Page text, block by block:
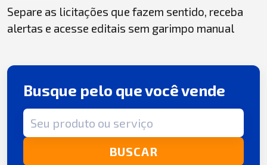
Separe as licitações que fazem sentido, receba
alertas e acesse editais sem garimpo manual
Busque pelo que você vende
Termo de busca
BUSCAR